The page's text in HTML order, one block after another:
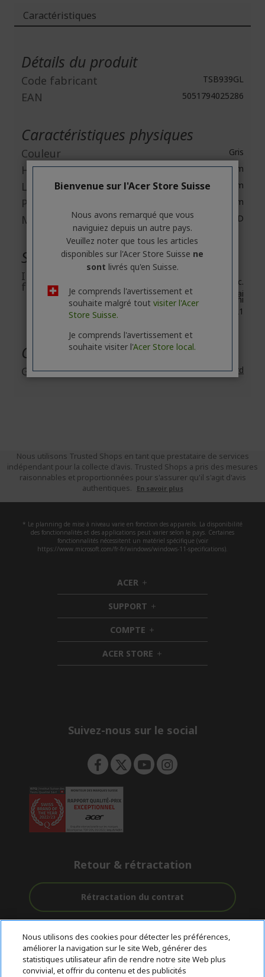
Caractéristiques
Détails du produit
Code fabricant TSB939GL
EAN 5051794025286
Caractéristiques physiques
Couleur Gris
Hauteur 460 mm
Largeur 344 mm
Profondeur 205 mm
Matière 300D
Sécurité générale des produits
Informations du
fabricant
Acer Inc.
8F, No. 88, Section 1, Xin Tai
5th Road, Xizhi
New Taipei City 221
Garantie
Garantie 2 AnsGarantie standard
Nous utilisons Trusted Shops en tant que prestataire de services
indépendant pour la collecte d'avis. Trusted Shops a pris des mesures
raisonnables et proportionnées pour s'assurer qu'il s'agit d'avis
authentiques.
En savoir plus
* Le planning de mise à niveau varie en fonction des appareils. La disponibilité
des fonctionnalités et des applications peut varier selon le pays. Certaines
fonctionnalités nécessitent un matériel spécifique (voir
https://www.microsoft.com/fr-fr/windows/windows-11-specifications).
ACER h
i
d
d
e
n
SUPPORT h
i
d
d
e
n
COMPTE h
i
d
d
ACER STORE h
i
Suivez-nous sur le social
Retour & rétractation
Rétractation du contrat
Livraison
Gratuite
avant et après-
vente
Paiement
Sécurisé
Nous utilisons des cookies pour détecter les préférences,
améliorer la navigation sur le site Web, générer des
statistiques utilisateur afin de rendre notre site Web plus
convivial, et offrir du contenu et des publicités
Bienvenue sur l'Acer Store Suisse
Nous avons remarqué que vous
naviguiez depuis un autre pays.
Veuillez noter que tous les articles
disponibles sur l'Acer Store Suisse ne
sont livrés qu'en Suisse.
Je comprends l'avertissement et
souhaite malgré tout visiter l'Acer
Store Suisse.
Je comprends l'avertissement et
souhaite visiter l'Acer Store local.